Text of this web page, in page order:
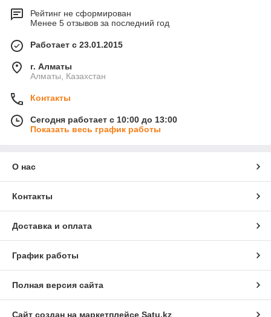
Рейтинг не сформирован
Менее 5 отзывов за последний год
Работает с 23.01.2015
г. Алматы
Алматы, Казахстан
Контакты
Сегодня работает с 10:00 до 13:00
Показать весь график работы
О нас
Контакты
Доставка и оплата
График работы
Полная версия сайта
Сайт создан на маркетплейсе Satu.kz